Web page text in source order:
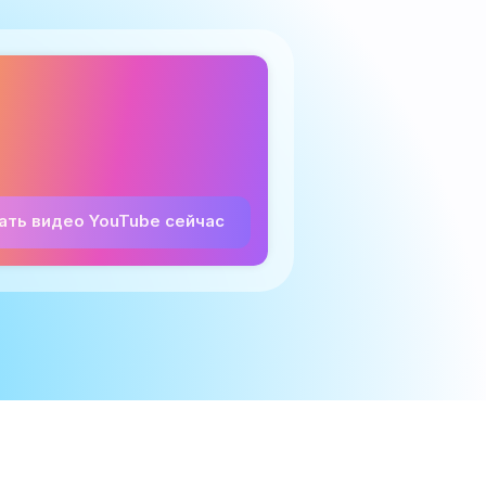
видео YouTube сейчас